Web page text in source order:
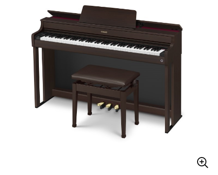
ドラム パーカッション
電子ピアノ
管楽器
エフェクター